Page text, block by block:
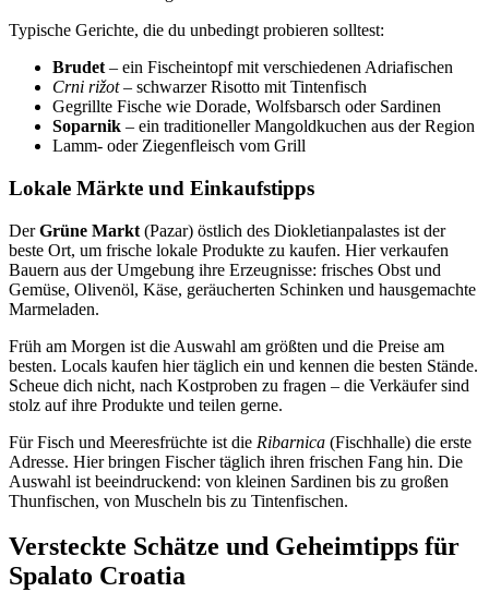
Typische Gerichte, die du unbedingt probieren solltest:
Brudet – ein Fischeintopf mit verschiedenen Adriafischen
Crni rižot– schwarzer Risotto mit Tintenfisch
Gegrillte Fische wie Dorade, Wolfsbarsch oder Sardinen
Soparnik – ein traditioneller Mangoldkuchen aus der Region
Lamm- oder Ziegenfleisch vom Grill
Lokale Märkte und Einkaufstipps
DerGrüne Markt (Pazar) östlich des Diokletianpalastes ist der
beste Ort, um frische lokale Produkte zu kaufen. Hier verkaufen
Bauern aus der Umgebung ihre Erzeugnisse: frisches Obst und
Gemüse, Olivenöl, Käse, geräucherten Schinken und hausgemachte
Marmeladen.
Früh am Morgen ist die Auswahl am größten und die Preise am
besten. Locals kaufen hier täglich ein und kennen die besten Stände.
Scheue dich nicht, nach Kostproben zu fragen – die Verkäufer sind
stolz auf ihre Produkte und teilen gerne.
Für Fisch und Meeresfrüchte ist die Ribarnica (Fischhalle) die erste
Adresse. Hier bringen Fischer täglich ihren frischen Fang hin. Die
Auswahl ist beeindruckend: von kleinen Sardinen bis zu großen
Thunfischen, von Muscheln bis zu Tintenfischen.
Versteckte Schätze und Geheimtipps für
Spalato Croatia